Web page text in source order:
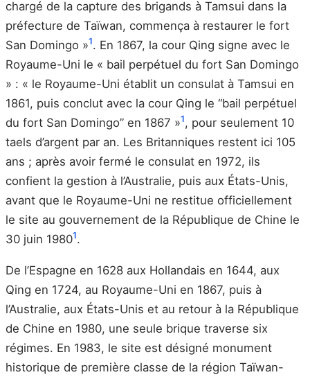
chargé de la capture des brigands à Tamsui dans la
préfecture de Taïwan, commença à restaurer le fort
San Domingo »1. En 1867, la cour Qing signe avec le
Royaume-Uni le « bail perpétuel du fort San Domingo
» : « le Royaume-Uni établit un consulat à Tamsui en
1861, puis conclut avec la cour Qing le “bail perpétuel
du fort San Domingo” en 1867 »1, pour seulement 10
taels d’argent par an. Les Britanniques restent ici 105
ans ; après avoir fermé le consulat en 1972, ils
confient la gestion à l’Australie, puis aux États-Unis,
avant que le Royaume-Uni ne restitue officiellement
le site au gouvernement de la République de Chine le
30 juin 19801.
De l’Espagne en 1628 aux Hollandais en 1644, aux
Qing en 1724, au Royaume-Uni en 1867, puis à
l’Australie, aux États-Unis et au retour à la République
de Chine en 1980, une seule brique traverse six
régimes. En 1983, le site est désigné monument
historique de première classe de la région Taïwan-